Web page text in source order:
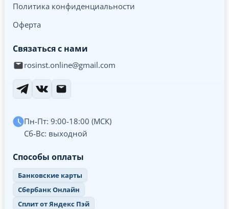
Политика конфиденциальности
Оферта
Связаться с нами
rosinst.online@gmail.com
Пн-Пт: 9:00-18:00 (МСК)
Сб-Вс: выходной
Способы оплаты
Банковские карты
Сбербанк Онлайн
Сплит от Яндекс Пэй